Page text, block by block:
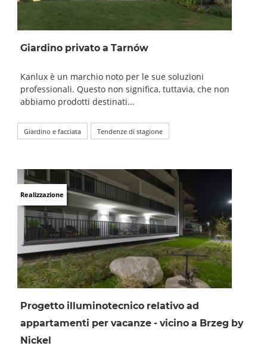
Giardino privato a Tarnów
Kanlux è un marchio noto per le sue soluzioni
professionali. Questo non significa, tuttavia, che non
abbiamo prodotti destinati...
Giardino e facciata Tendenze di stagione
Realizzazione
Progetto illuminotecnico relativo ad
appartamenti per vacanze - vicino a Brzeg by
Nickel